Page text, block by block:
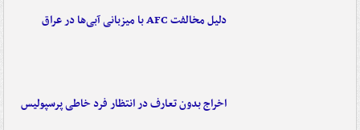
دلیل مخالفت AFC با میزبانی آبی‌ها در عراق
اخراج بدون تعارف در انتظار فرد خاطی پرسپولیس